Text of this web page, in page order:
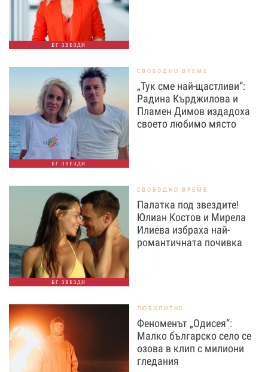
БГ ЗВЕЗДИ
БГ ЗВЕЗДИ
СВОБОДНО ВРЕМЕ
„Тук сме най-щастливи“:
Радина Кърджилова и
Пламен Димов издадоха
своето любимо място
БГ ЗВЕЗДИ
СВОБОДНО ВРЕМЕ
Палатка под звездите!
Юлиан Костов и Мирела
Илиева избраха най-
романтичната почивка
ЛЮБОПИТНО
Феноменът „Одисея“:
Малко българско село се
озова в клип с милиони
гледания